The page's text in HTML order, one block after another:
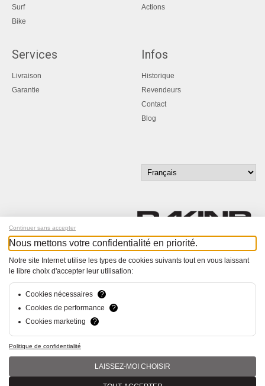
Surf
Bike
Actions
Services
Livraison
Garantie
Infos
Historique
Revendeurs
Contact
Blog
Inscrivez-vous à notre newsletter !
© Bucher+Walt 2011-2026
Tous droits réservés - Informations non contractuelles
hsolutions.ch
Continuer sans accepter
Nous mettons votre confidentialité en priorité.
Notre site Internet utilise les types de cookies suivants tout en vous laissant
le libre choix d'accepter leur utilisation:
Cookies nécessaires
?
Cookies de performance
?
Cookies marketing
?
Politique de confidentialité
LAISSEZ-MOI CHOISIR